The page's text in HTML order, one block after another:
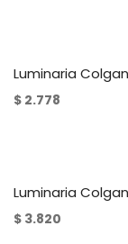
Luminaria
$ 2.778
Luminaria
$ 3.820